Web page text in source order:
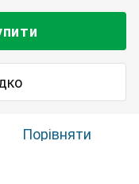
Порівняти